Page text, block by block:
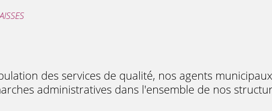
des services de qualité, nos agents
administratives dans l'ensemble de nos